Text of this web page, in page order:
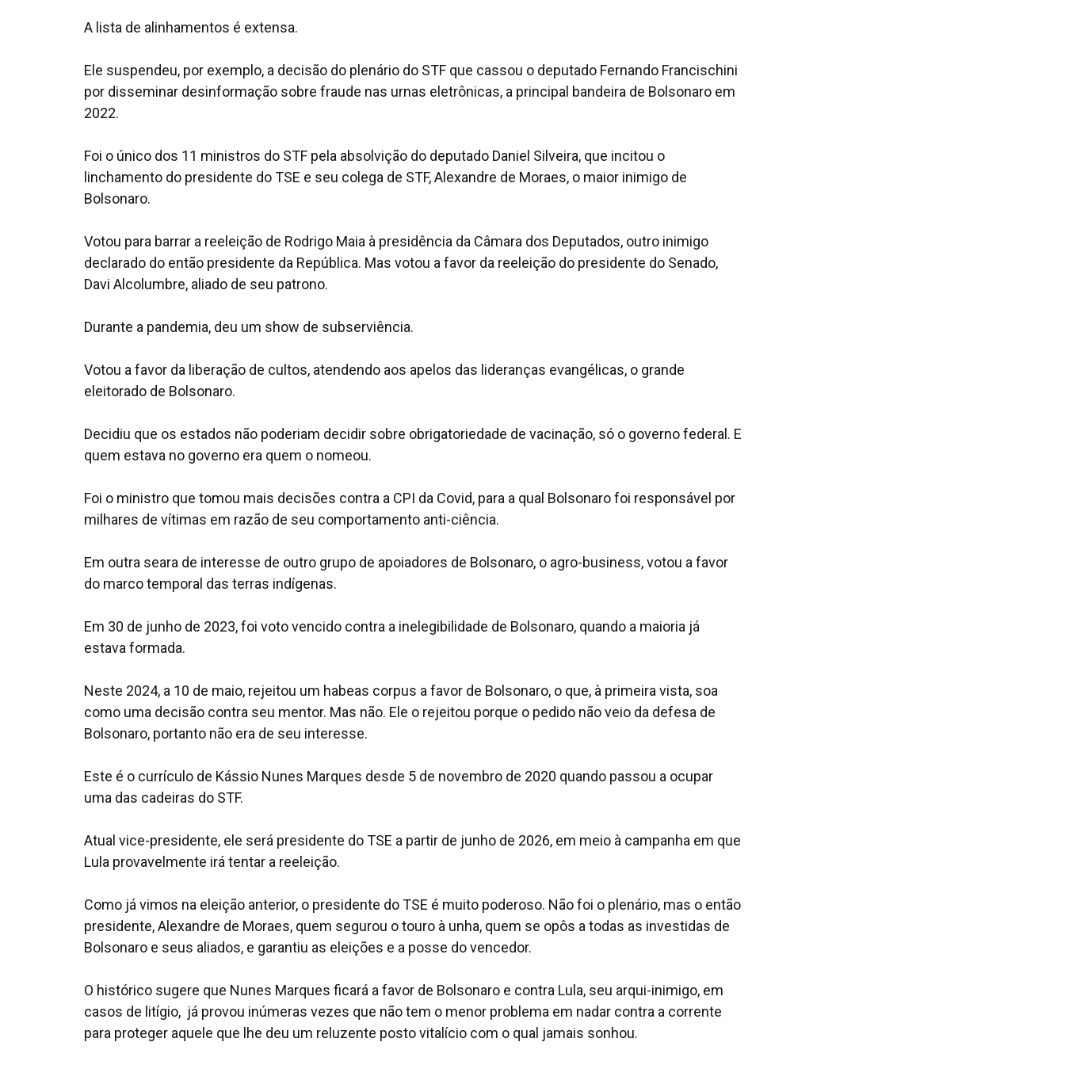
A lista de alinhamentos é extensa.
Ele suspendeu, por exemplo, a decisão do plenário do STF que cassou o deputado Fernando Francischini
por disseminar desinformação sobre fraude nas urnas eletrônicas, a principal bandeira de Bolsonaro em
2022.
Foi o único dos 11 ministros do STF pela absolvição do deputado Daniel Silveira, que incitou o
linchamento do presidente do TSE e seu colega de STF, Alexandre de Moraes, o maior inimigo de
Bolsonaro.
Votou para barrar a reeleição de Rodrigo Maia à presidência da Câmara dos Deputados, outro inimigo
declarado do então presidente da República. Mas votou a favor da reeleição do presidente do Senado,
Davi Alcolumbre, aliado de seu patrono.
Durante a pandemia, deu um show de subserviência.
Votou a favor da liberação de cultos, atendendo aos apelos das lideranças evangélicas, o grande
eleitorado de Bolsonaro.
Decidiu que os estados não poderiam decidir sobre obrigatoriedade de vacinação, só o governo federal. E
quem estava no governo era quem o nomeou.
Foi o ministro que tomou mais decisões contra a CPI da Covid, para a qual Bolsonaro foi responsável por
milhares de vítimas em razão de seu comportamento anti-ciência.
Em outra seara de interesse de outro grupo de apoiadores de Bolsonaro, o agro-business, votou a favor
do marco temporal das terras indígenas.
Em 30 de junho de 2023, foi voto vencido contra a inelegibilidade de Bolsonaro, quando a maioria já
estava formada.
Neste 2024, a 10 de maio, rejeitou um habeas corpus a favor de Bolsonaro, o que, à primeira vista, soa
como uma decisão contra seu mentor. Mas não. Ele o rejeitou porque o pedido não veio da defesa de
Bolsonaro, portanto não era de seu interesse.
Este é o currículo de Kássio Nunes Marques desde 5 de novembro de 2020 quando passou a ocupar
uma das cadeiras do STF.
Atual vice-presidente, ele será presidente do TSE a partir de junho de 2026, em meio à campanha em que
Lula provavelmente irá tentar a reeleição.
Como já vimos na eleição anterior, o presidente do TSE é muito poderoso. Não foi o plenário, mas o então
presidente, Alexandre de Moraes, quem segurou o touro à unha, quem se opôs a todas as investidas de
Bolsonaro e seus aliados, e garantiu as eleições e a posse do vencedor.
O histórico sugere que Nunes Marques ficará a favor de Bolsonaro e contra Lula, seu arqui-inimigo, em
casos de litígio, já provou inúmeras vezes que não tem o menor problema em nadar contra a corrente
para proteger aquele que lhe deu um reluzente posto vitalício com o qual jamais sonhou.